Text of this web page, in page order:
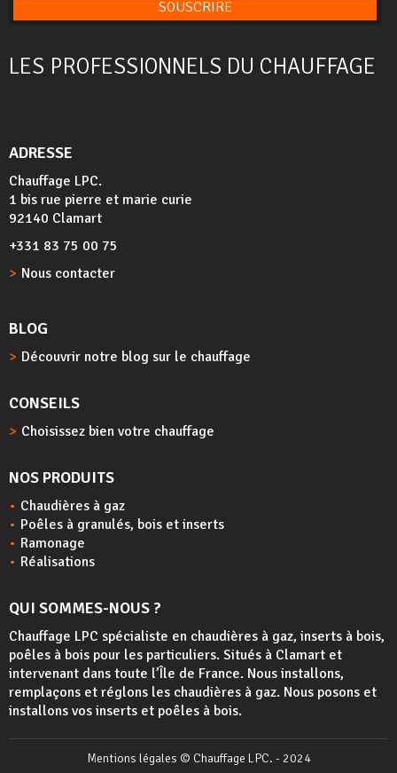
SOUSCRIRE
LES PROFESSIONNELS DU CHAUFFAGE
ADRESSE
Chauffage LPC.
1 bis rue pierre et marie curie
92140 Clamart
+331 83 75 00 75
Nous contacter
BLOG
Découvrir notre blog sur le chauffage
CONSEILS
Choisissez bien votre chauffage
NOS PRODUITS
Chaudières à gaz
Poêles à granulés, bois et inserts
Ramonage
Réalisations
QUI SOMMES-NOUS ?
Chauffage LPC spécialiste en chaudières à gaz, inserts à bois,
poêles à bois pour les particuliers. Situés à Clamart et
intervenant dans toute l’Île de France. Nous installons,
remplaçons et réglons les chaudières à gaz. Nous posons et
installons vos inserts et poêles à bois.
Mentions légales © Chauffage LPC. - 2024